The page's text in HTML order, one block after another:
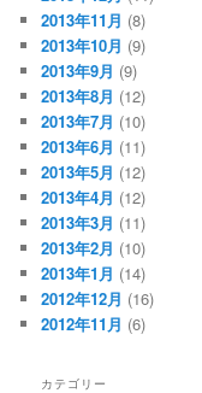
2013年11月 (8)
2013年10月 (9)
2013年9月 (9)
2013年8月 (12)
2013年7月 (10)
2013年6月 (11)
2013年5月 (12)
2013年4月 (12)
2013年3月 (11)
2013年2月 (10)
2013年1月 (14)
2012年12月 (16)
2012年11月 (6)
カテゴリー